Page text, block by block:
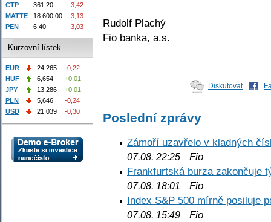
Rudolf Plachý
Fio banka, a.s.
Diskutovat
Poslední zprávy
Zámoří uzavřelo v kladných
07.08. 22:25 Fio
Frankfurtská burza zakončuje
07.08. 18:01
Fio
Index S&P 500 mírně posiluje
07.08. 15:49 Fio
CTP
361,20
-3,42
MATTE
18 600,00
-3,13
PEN
6,40 -3,03
Kurzovní lístek
EUR 24,265
-0,22
HUF
6,654
+0,01
JPY
13,286
+0,01
PLN
5,646
-0,24
USD
21,039 -0,30